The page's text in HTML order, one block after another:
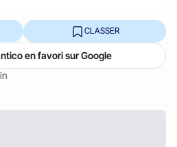
CLASSER
en favori sur Google